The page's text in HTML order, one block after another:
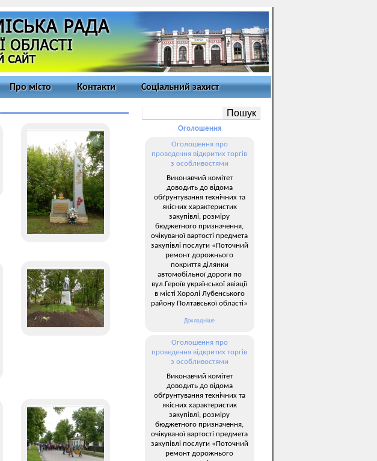
Про місто Контакти Соціальний захист
Оголошення
Оголошення про
проведення відкритих торгів
з особливостями
Виконавчий комітет
доводить до відома
обґрунтування технічних та
якісних характеристик
закупівлі, розміру
бюджетного призначення,
очікуваної вартості предмета
закупівлі послуги «Поточний
ремонт дорожнього
покриття ділянки
автомобільної дороги по
вул.Героїв української авіації
в місті Хоролі Лубенського
району Полтавської області»
Докладніше
Оголошення про
проведення відкритих торгів
з особливостями
Виконавчий комітет
доводить до відома
обґрунтування технічних та
якісних характеристик
закупівлі, розміру
бюджетного призначення,
очікуваної вартості предмета
закупівлі послуги «Поточний
ремонт дорожнього